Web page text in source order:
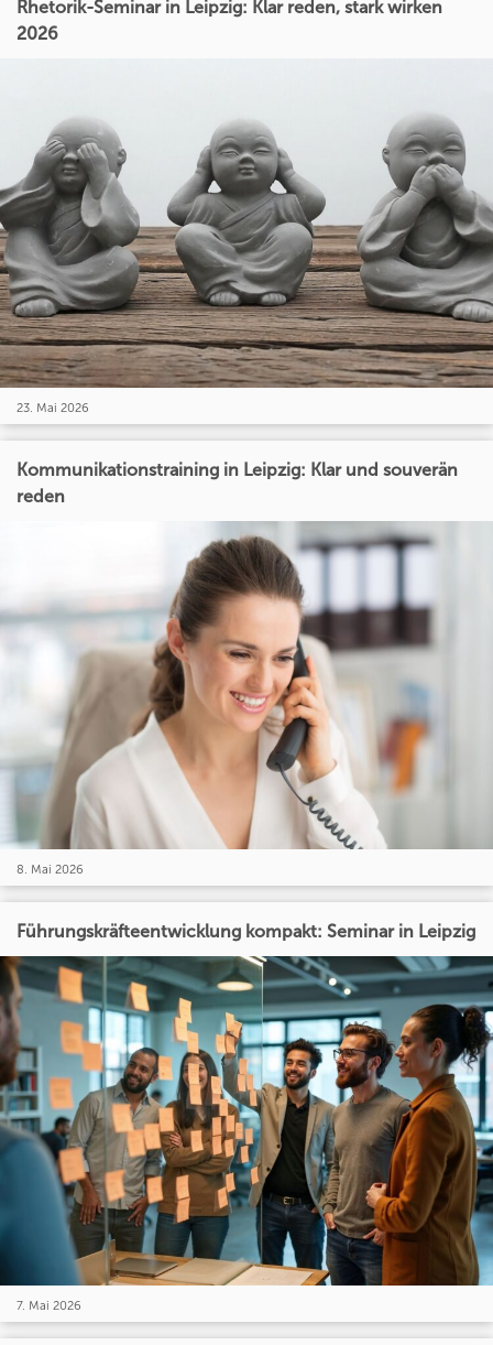
Rhetorik-Seminar in Leipzig: Klar reden, stark wirken
2026
23. Mai 2026
Kommunikationstraining in Leipzig: Klar und souverän
reden
8. Mai 2026
Führungskräfteentwicklung kompakt: Seminar in Leipzig
7. Mai 2026